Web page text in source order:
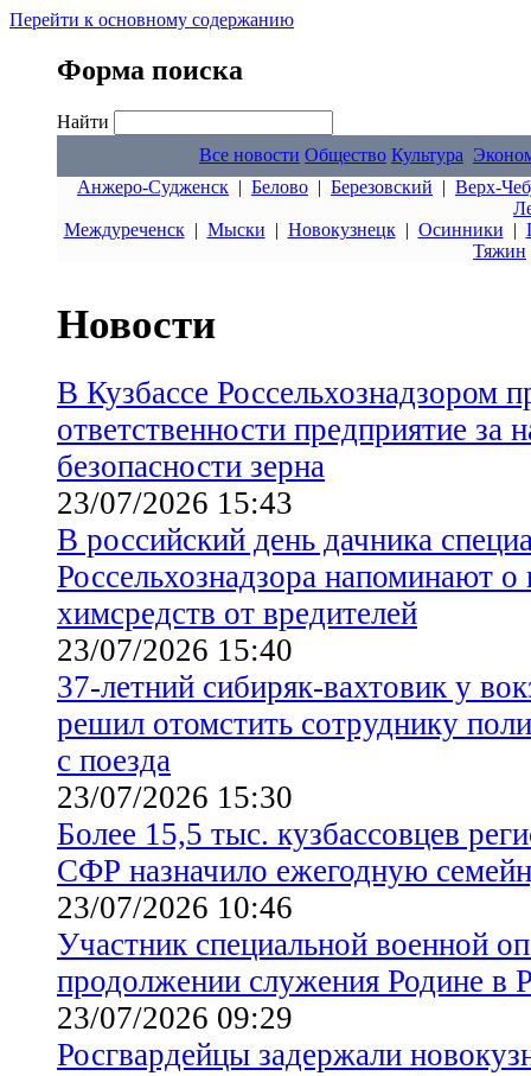
Перейти к основному содержанию
Форма поиска
Найти
Все новости Общество Культура
Анжеро-Судженск | Белово | Березовский | Верх-
Междуреченск| Мыски | Новокузнецк| Осинники |
Тяжин
Новости
В Кузбассе Россельхознадзором
ответственности предприятие за
безопасности зерна
23/07/2026 15:43
В российский день дачника
Россельхознадзора напоминают
химсредств от вредителей
23/07/2026 15:40
37-летний сибиряк-вахтовик у
решил отомстить сотруднику
с поезда
23/07/2026 15:30
Более 15,5 тыс. кузбассовцев
СФР назначило ежегодную
23/07/2026 10:46
Участник специальной военной
продолжении служения Родине в
23/07/2026 09:29
Росгвардейцы задержали